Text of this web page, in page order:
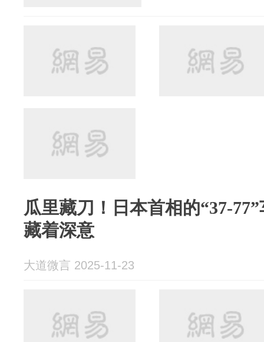
瓜里藏刀！日本首相的“37-
藏着深意
大道微言 2025-11-23